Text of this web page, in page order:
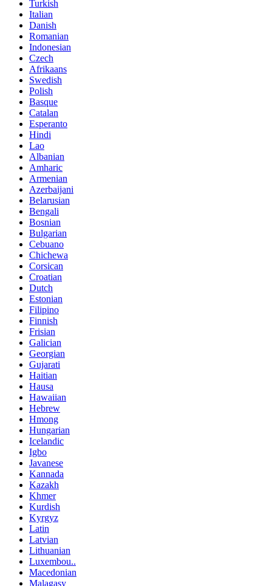
Turkish
Italian
Danish
Romanian
Indonesian
Czech
Afrikaans
Swedish
Polish
Basque
Catalan
Esperanto
Hindi
Lao
Albanian
Amharic
Armenian
Azerbaijani
Belarusian
Bengali
Bosnian
Bulgarian
Cebuano
Chichewa
Corsican
Croatian
Dutch
Estonian
Filipino
Finnish
Frisian
Galician
Georgian
Gujarati
Haitian
Hausa
Hawaiian
Hebrew
Hmong
Hungarian
Icelandic
Igbo
Javanese
Kannada
Kazakh
Khmer
Kurdish
Kyrgyz
Latin
Latvian
Lithuanian
Luxembou..
Macedonian
Malagasy